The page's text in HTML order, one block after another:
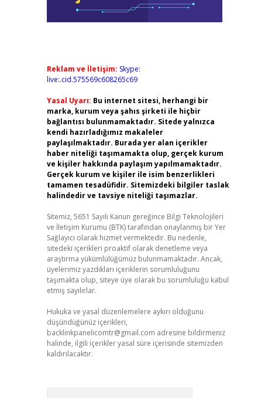
Reklam ve İletişim: Skype:
live:.cid.575569c608265c69
Yasal Uyarı: Bu internet sitesi, herhangi bir
marka, kurum veya şahıs şirketi ile hiçbir
bağlantısı bulunmamaktadır. Sitede yalnızca
kendi hazırladığımız makaleler
paylaşılmaktadır. Burada yer alan içerikler
haber niteliği taşımamakta olup, gerçek kurum
ve kişiler hakkında paylaşım yapılmamaktadır.
Gerçek kurum ve kişiler ile isim benzerlikleri
tamamen tesadüfidir. Sitemizdeki bilgiler taslak
halindedir ve tavsiye niteliği taşımazlar.
Sitemiz, 5651 Sayılı Kanun gereğince Bilgi Teknolojileri
ve İletişim Kurumu (BTK) tarafından onaylanmış bir Yer
Sağlayıcı olarak hizmet vermektedir. Bu nedenle,
sitedeki içerikleri proaktif olarak denetleme veya
araştırma yükümlülüğümüz bulunmamaktadır. Ancak,
üyelerimiz yazdıkları içeriklerin sorumluluğunu
taşımakta olup, siteye üye olarak bu sorumluluğu kabul
etmiş sayılırlar.
Hukuka ve yasal düzenlemelere aykırı olduğunu
düşündüğünüz içerikleri,
backlinkpanelicomtr@gmail.com adresine bildirmeniz
halinde, ilgili içerikler yasal süre içerisinde sitemizden
kaldırılacaktır.